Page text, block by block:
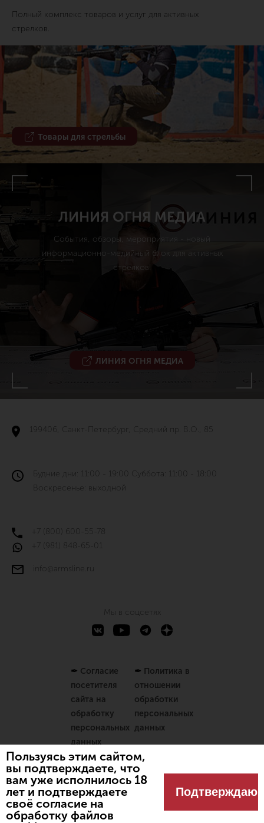
Пользуясь этим сайтом,
вы подтверждаете, что
вам уже исполнилось 18
лет и подтверждаете
своё согласие на
обработку файлов
Подтверждаю
ЛИНИЯ ОГНЯ МЕДИА
События, обзоры, мероприятия - новый
информационно-медийный блок для активных
стрелков!
ЛИНИЯ ОГНЯ МЕДИА
Полный комплекс товаров и услуг для активных
стрелков.
Товары для стрельбы
199406, Санкт-Петербург, Средний пр. В.О., 85
Будние дни: 11:00 - 19:00 Суббота: 11:00 - 18:00
Воскресенье: выходной
+7 (800) 600-55-78
+7 (981) 848-65-01
info@armsline.ru
Мы в соцсетях
✒ Согласие
посетителя
сайта на
обработку
персональных
данных
✒ Политика в
отношении
обработки
персональных
данных
РазработаноSpbnews
© 2024 Оружейный магазин
"Линия огня"